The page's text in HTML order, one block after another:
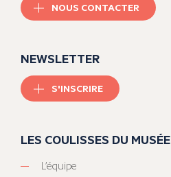
NOUS CONTACTER
NEWSLETTER
S'INSCRIRE
LES COULISSES DU MUSÉE
L’équipe